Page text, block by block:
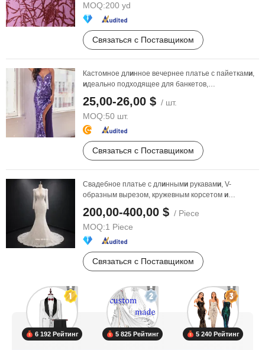
MOQ:200 yd
Связаться с Поставщиком
Кастомное длинное вечернее платье с пайетками,
идеально подходящее для банкетов,
25,00-26,00 $ / шт.
MOQ:50 шт.
Связаться с Поставщиком
Свадебное платье с длинными рукавами, V-
образным вырезом, кружевным корсетом и
200,00-400,00 $ / Piece
MOQ:1 Piece
Связаться с Поставщиком
6 192 Рейтинг 5 825 Рейтинг 5 240 Рейтинг